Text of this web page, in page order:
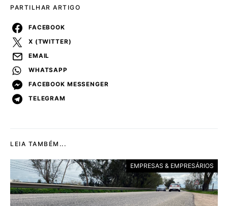
PARTILHAR ARTIGO
FACEBOOK
X (TWITTER)
EMAIL
WHATSAPP
FACEBOOK MESSENGER
TELEGRAM
LEIA TAMBÉM...
EMPRESAS & EMPRESÁRIOS